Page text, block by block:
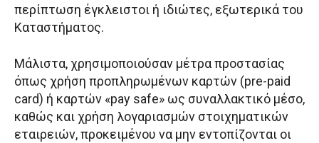
περίπτωση έγκλειστοι ή ιδιώτες, εξωτερικά του
Καταστήματος.
Μάλιστα, χρησιμοποιούσαν μέτρα προστασίας
όπως χρήση προπληρωμένων καρτών (pre-paid
card) ή καρτών «pay safe» ως συναλλακτικό μέσο,
καθώς και χρήση λογαριασμών στοιχηματικών
εταιρειών, προκειμένου να μην εντοπίζονται οι